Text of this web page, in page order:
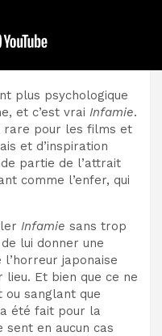
plus psychologique
et c’est vrai Infamie.
rare pour les films et
et d’inspiration
partie de l’attrait
comme l’enfer, qui
Infamie sans trop
lui donner une
japonaise
lieu. Et bien que ce ne
ou sanglant que
été fait pour la
sent en aucun cas